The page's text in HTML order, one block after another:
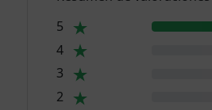
5
4
3
2